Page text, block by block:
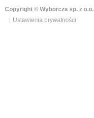
Copyright © Wyborcza sp. z o.o.
Ustawienia prywatności